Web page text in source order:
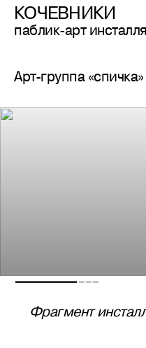
КОЧЕВНИКИ
паблик-арт
Арт-группа
Фрагмент